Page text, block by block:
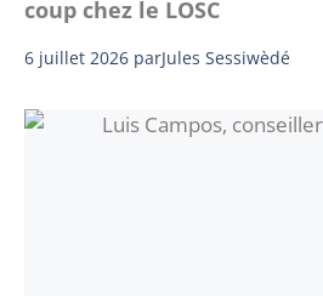
coup chez le LOSC
6 juillet 2026 parJules Sessiwèdé